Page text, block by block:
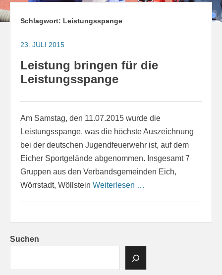
Schlagwort: Leistungsspange
23. JULI 2015
Leistung bringen für die
Leistungsspange
Am Samstag, den 11.07.2015 wurde die
Leistungsspange, was die höchste Auszeichnung
bei der deutschen Jugendfeuerwehr ist, auf dem
Eicher Sportgelände abgenommen. Insgesamt 7
Gruppen aus den Verbandsgemeinden Eich,
Wörrstadt, Wöllstein Weiterlesen …
Suchen